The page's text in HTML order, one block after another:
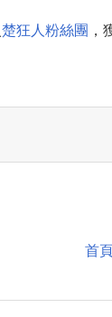
楚狂人粉絲團 ，
首